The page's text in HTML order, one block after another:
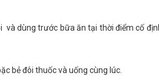
dùng trước bữa ăn tại thời điểm cố
bẻ đôi thuốc và uống cùng lúc.